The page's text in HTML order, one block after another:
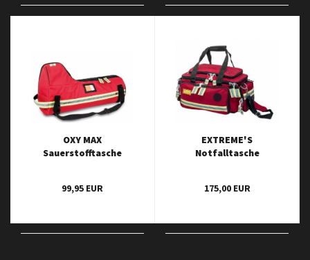
OXY MAX
Sauerstofftasche
99,95 EUR
EXTREME'S
Notfalltasche
175,00 EUR